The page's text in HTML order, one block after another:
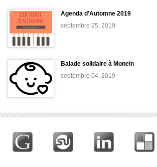
Agenda d’Automne 2019
septembre 25, 2019
Balade solidaire à Monein
septembre 04, 2019